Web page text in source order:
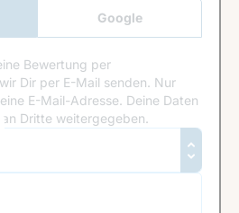
Google
Anmeldung
Bewertung per
Dir per E-Mail senden. Nur
E-Mail-Adresse. Deine Daten
Dritte weitergegeben.